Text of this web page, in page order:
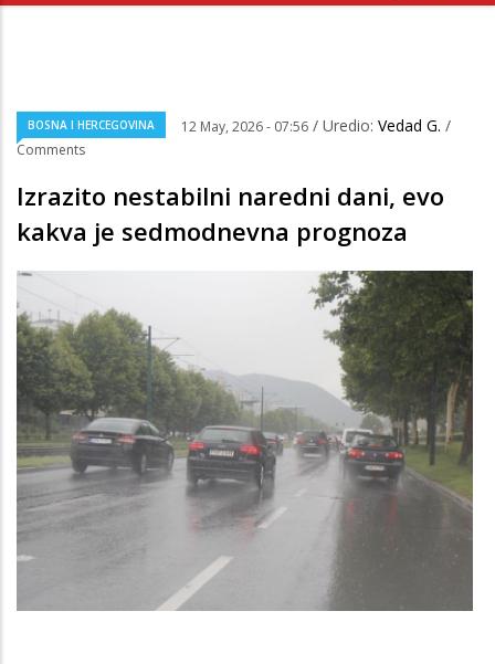
BOSNA I HERCEGOVINA 12 May, 2026 - 07:56 / Uredio: Vedad G. /
Comments
Izrazito nestabilni naredni dani, evo
kakva je sedmodnevna prognoza